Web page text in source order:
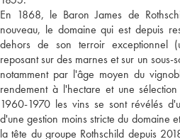
En 1868, le Baron James de
nouveau, le domaine qui est depuis
dehors de son terroir exceptionnel
reposant sur des marnes et sur un
notamment par l'âge moyen du
rendement à l'hectare et une
1960-1970 les vins se sont révélés
d'une gestion moins stricte du domaine
la tête du groupe Rothschild depuis